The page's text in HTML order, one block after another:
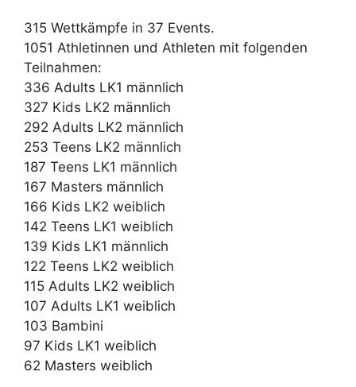
315 Wettkämpfe in 37 Events.
1051 Athletinnen und Athleten mit folgenden
Teilnahmen:
336 Adults LK1 männlich
327 Kids LK2 männlich
292 Adults LK2 männlich
253 Teens LK2 männlich
187 Teens LK1 männlich
167 Masters männlich
166 Kids LK2 weiblich
142 Teens LK1 weiblich
139 Kids LK1 männlich
122 Teens LK2 weiblich
115 Adults LK2 weiblich
107 Adults LK1 weiblich
103 Bambini
97 Kids LK1 weiblich
62 Masters weiblich